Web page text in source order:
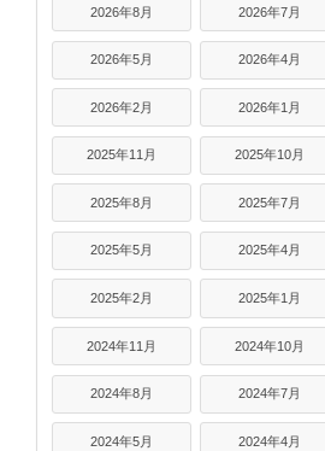
2026年8月 2026年7月
2026年5月 2026年4月
2026年2月 2026年1月
2025年11月 2025年10月
2025年8月 2025年7月
2025年5月 2025年4月
2025年2月 2025年1月
2024年11月 2024年10月
2024年8月 2024年7月
2024年5月 2024年4月